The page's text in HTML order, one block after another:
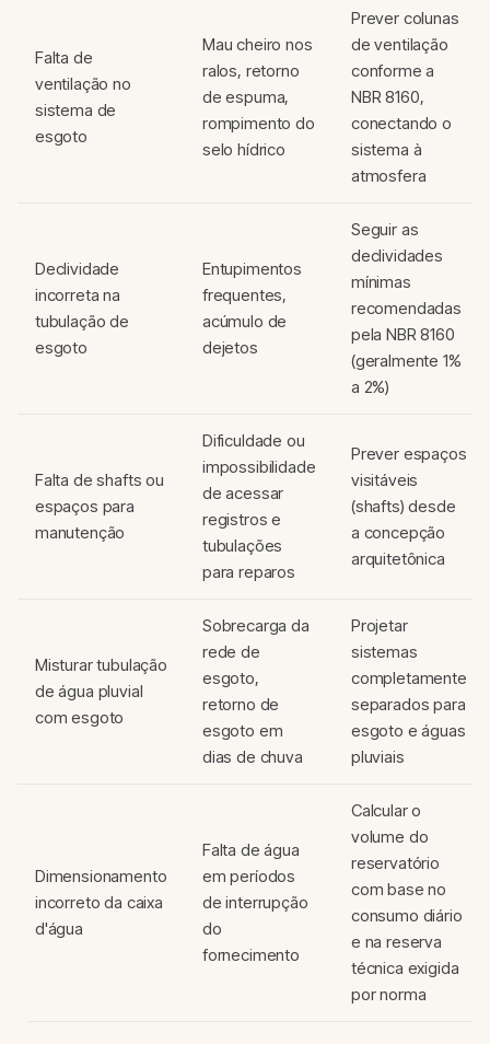
Falta de
ventilação no
sistema de
esgoto
Mau cheiro nos
ralos, retorno
de espuma,
rompimento do
selo hídrico
Prever colunas
de ventilação
conforme a
NBR 8160,
conectando o
sistema à
atmosfera
Declividade
incorreta na
tubulação de
esgoto
Entupimentos
frequentes,
acúmulo de
dejetos
Seguir as
declividades
mínimas
recomendadas
pela NBR 8160
(geralmente 1%
a 2%)
Falta de shafts ou
espaços para
manutenção
Dificuldade ou
impossibilidade
de acessar
registros e
tubulações
para reparos
Prever espaços
visitáveis
(shafts) desde
a concepção
arquitetônica
Misturar tubulação
de água pluvial
com esgoto
Sobrecarga da
rede de
esgoto,
retorno de
esgoto em
dias de chuva
Projetar
sistemas
completamente
separados para
esgoto e águas
pluviais
Dimensionamento
incorreto da caixa
d'água
Falta de água
em períodos
de interrupção
do
fornecimento
Calcular o
volume do
reservatório
com base no
consumo diário
e na reserva
técnica exigida
por norma